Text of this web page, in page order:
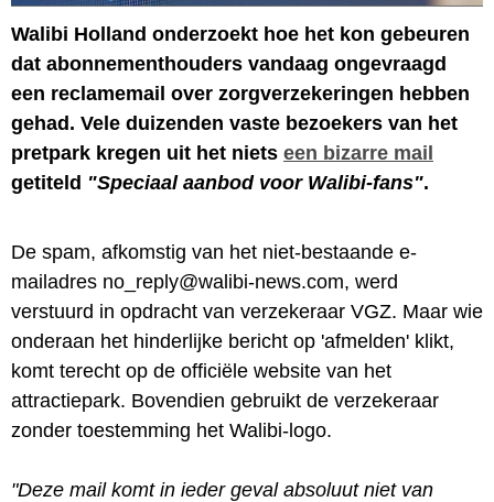
Walibi Holland onderzoekt hoe het kon gebeuren
dat abonnementhouders vandaag ongevraagd
een reclamemail over zorgverzekeringen hebben
gehad. Vele duizenden vaste bezoekers van het
pretpark kregen uit het niets een bizarre mail
getiteld "Speciaal aanbod voor Walibi-fans".
De spam, afkomstig van het niet-bestaande e-
mailadres no_reply@walibi-news.com, werd
verstuurd in opdracht van verzekeraar VGZ. Maar wie
onderaan het hinderlijke bericht op 'afmelden' klikt,
komt terecht op de officiële website van het
attractiepark. Bovendien gebruikt de verzekeraar
zonder toestemming het Walibi-logo.
"Deze mail komt in ieder geval absoluut niet van